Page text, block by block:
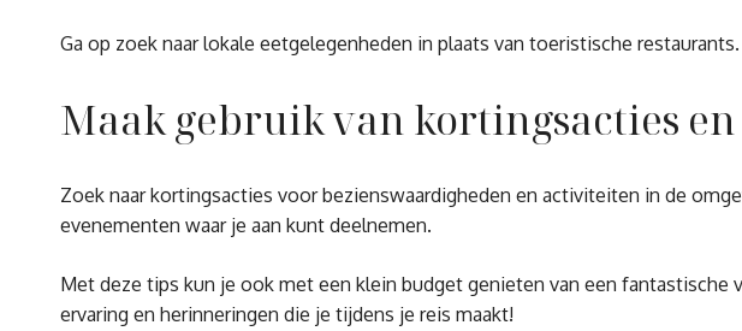
Ga op zoek naar lokale eetgelegenheden in plaats van toeristische
Maak gebruik van kortingsacties
Zoek naar kortingsacties voor bezienswaardigheden en activiteiten in de
evenementen waar je aan kunt deelnemen.
Met deze tips kun je ook met een klein budget genieten van een
ervaring en herinneringen die je tijdens je reis maakt!